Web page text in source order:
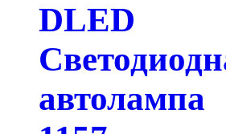
DLED
автолампа